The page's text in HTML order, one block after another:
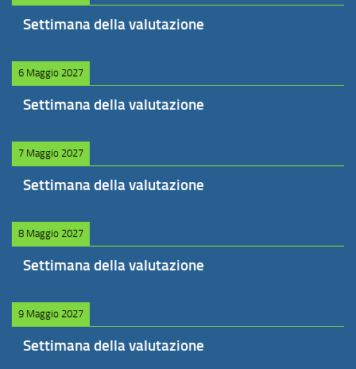
Settimana della valutazione
6 Maggio 2027
Settimana della valutazione
7 Maggio 2027
Settimana della valutazione
8 Maggio 2027
Settimana della valutazione
9 Maggio 2027
Settimana della valutazione